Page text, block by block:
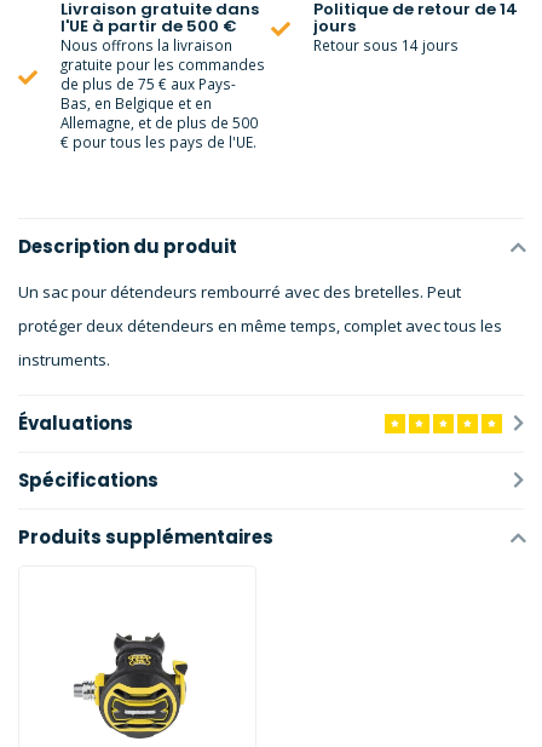
Livraison gratuite dans
l'UE à partir de 500 €
Nous offrons la livraison
gratuite pour les commandes
de plus de 75 € aux Pays-
Bas, en Belgique et en
Allemagne, et de plus de 500
€ pour tous les pays de l'UE.
Politique de retour de 14
jours
Retour sous 14 jours
Description du produit
Un sac pour détendeurs rembourré avec des bretelles. Peut
protéger deux détendeurs en même temps, complet avec tous les
instruments.
Évaluations
Spécifications
Produits supplémentaires